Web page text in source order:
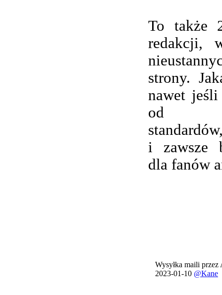
To także
redakcji,
strony.
nawet
od
i zawsze
dla fanów
Wysyłka maili
2023-01-10 @Kane